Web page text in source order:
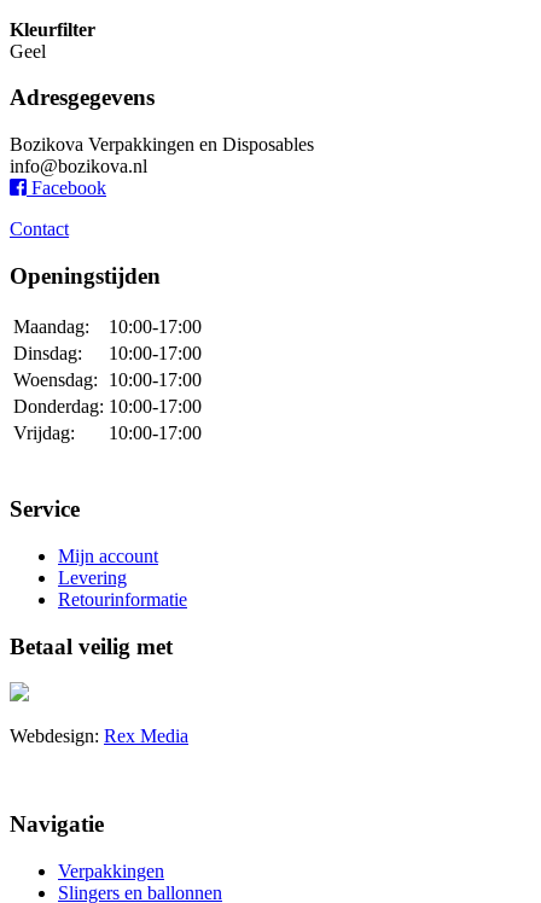
Kleurfilter
Geel
Adresgegevens
Bozikova Verpakkingen en Disposables
info@bozikova.nl
Facebook
Contact
Openingstijden
Maandag:
10:00-17:00
Dinsdag:
10:00-17:00
Woensdag:
10:00-17:00
Donderdag: 10:00-17:00
Vrijdag:
10:00-17:00
Service
Mijn account
Levering
Retourinformatie
Betaal veilig met
Webdesign: Rex Media
Navigatie
Verpakkingen
Slingers en ballonnen